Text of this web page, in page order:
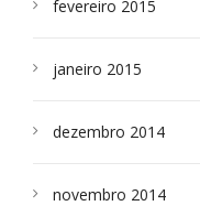
fevereiro 2015
janeiro 2015
dezembro 2014
novembro 2014